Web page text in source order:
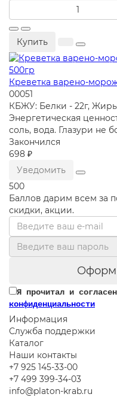
Купить
Креветка варено-
00051
КБЖУ: Белки - 22г,
Энергетическая
соль, вода. Глазури не
Закончился
698 ₽
Уведомить
500
Баллов дарим всем за
скидки, акции.
Я прочитал и
конфиденциальности
Информация
Служба поддержки
Каталог
Наши контакты
+7 925 145-33-00
+7 499 399-34-03
info@platon-krab.ru